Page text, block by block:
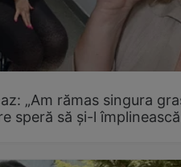
„Am rămas singura
speră să și-l